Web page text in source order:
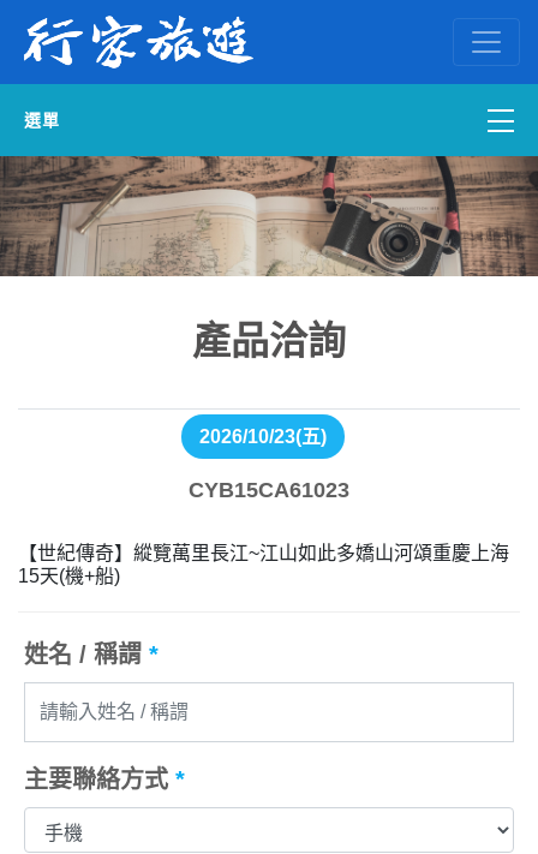
選單
國內外訂房
自組一團
ENGLISH WEB
產品洽詢
2026/10/23(五)
CYB15CA61023
【世紀傳奇】縱覽萬里長江~江山如此多嬌山河頌重慶上海
15天(機+船)
姓名 / 稱謂 *
主要聯絡方式 *